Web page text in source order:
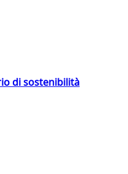
di sostenibilità